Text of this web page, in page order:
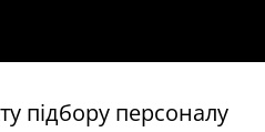
підбору персоналу